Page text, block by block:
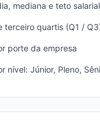
mediana e teto salarial
terceiro quartis (Q1 /
porte da empresa
nível: Júnior, Pleno,